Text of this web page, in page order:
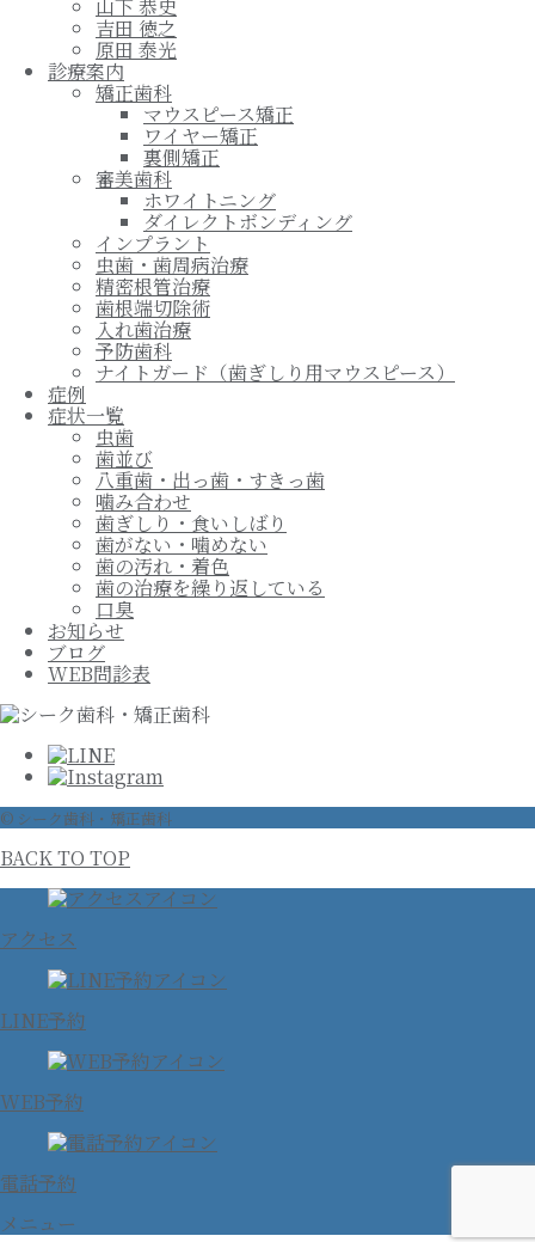
山下 恭史
吉田 徳之
原田 泰光
診療案内
矯正歯科
マウスピース矯正
ワイヤー矯正
裏側矯正
審美歯科
ホワイトニング
ダイレクトボンディング
インプラント
虫歯・歯周病治療
精密根管治療
歯根端切除術
入れ歯治療
予防歯科
ナイトガード（歯ぎしり用マウスピース）
症例
症状一覧
虫歯
歯並び
八重歯・出っ歯・すきっ歯
噛み合わせ
歯ぎしり・食いしばり
歯がない・噛めない
歯の汚れ・着色
歯の治療を繰り返している
口臭
お知らせ
ブログ
WEB問診表
© シーク歯科・矯正歯科
BACK TO TOP
アクセス
LINE予約
WEB予約
電話予約
メニュー